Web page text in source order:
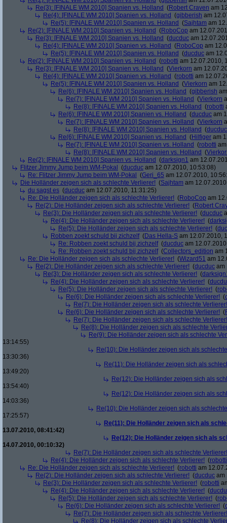
Re(3): [FINALE WM 2010] Spanien vs. Holland (Robert Craven am
Re(4): [FINALE WM 2010] Spanien vs. Holland (gibberish am
Re(5): [FINALE WM 2010] Spanien vs. Holland (Sajhtam am
Re(2): [FINALE WM 2010] Spanien vs. Holland (RoboCop am
Re(3): [FINALE WM 2010] Spanien vs. Holland (ducduc am
Re(4): [FINALE WM 2010] Spanien vs. Holland (RoboCop am
Re(5): [FINALE WM 2010] Spanien vs. Holland (ducduc am
Re(2): [FINALE WM 2010] Spanien vs. Holland (robotti am 12.07.2010,
Re(3): [FINALE WM 2010] Spanien vs. Holland (Vierkorn am
Re(4): [FINALE WM 2010] Spanien vs. Holland (robotti am
Re(5): [FINALE WM 2010] Spanien vs. Holland (Vierkorn am
Re(6): [FINALE WM 2010] Spanien vs. Holland (gibberish
Re(7): [FINALE WM 2010] Spanien vs. Holland (Vierkorn
Re(8): [FINALE WM 2010] Spanien vs. Holland (robotti
Re(6): [FINALE WM 2010] Spanien vs. Holland (ducduc am
Re(7): [FINALE WM 2010] Spanien vs. Holland (Vierkorn
Re(8): [FINALE WM 2010] Spanien vs. Holland (ducduc
Re(6): [FINALE WM 2010] Spanien vs. Holland (Hilfiger am
Re(7): [FINALE WM 2010] Spanien vs. Holland (robotti
Re(8): [FINALE WM 2010] Spanien vs. Holland (
Re(2): [FINALE WM 2010] Spanien vs. Holland (darksign1 am
Flitzer Jimmy Jump beim WM-Pokal
(ducduc am 12.07.2010, 10:53:08)
Re: Flitzer Jimmy Jump beim WM-Pokal
(Geri_65 am 12.07.2010,
Die Holländer zeigen sich als schlechte Verlierer! (Sajhtam am
du sagst es (ducduc am 12.07.2010, 11:31:25)
Re: Die Holländer zeigen sich als schlechte Verlierer! (RoboCop am
Re(2): Die Holländer zeigen sich als schlechte Verlierer! (Robert
Re(3): Die Holländer zeigen sich als schlechte Verlierer! (ducduc
Re(4): Die Holländer zeigen sich als schlechte Verlierer! (
Re(5): Die Holländer zeigen sich als schlechte Verlierer! (
Robben zoekt schuld bij zichzelf(Das Hella-S am 12.07.2010,
Re: Robben zoekt schuld bij zichzelf(ducduc am
Re: Robben zoekt schuld bij zichzelf(Collectors_edition am
Re: Die Holländer zeigen sich als schlechte Verlierer! (Wizard51 am
Re(2): Die Holländer zeigen sich als schlechte Verlierer! (ducduc am
Re(3): Die Holländer zeigen sich als schlechte Verlierer! (
Re(4): Die Holländer zeigen sich als schlechte Verlierer! (
Re(5): Die Holländer zeigen sich als schlechte Verlierer! (
Re(6): Die Holländer zeigen sich als schlechte Verlierer! (
Re(7): Die Holländer zeigen sich als schlechte Verlierer!
Re(6): Die Holländer zeigen sich als schlechte Verlierer! (
Re(7): Die Holländer zeigen sich als schlechte Verlierer!
Re(8): Die Holländer zeigen sich als schlechte
Re(9): Die Holländer zeigen sich als schlechte
13:14:55)
Re(10): Die Holländer zeigen sich als
13:30:36)
Re(11): Die Holländer zeigen sich als
13:49:20)
Re(12): Die Holländer zeigen sich als
13:54:40)
Re(12): Die Holländer zeigen sich als
14:03:36)
Re(10): Die Holländer zeigen sich als
17:25:57)
Re(11): Die Holländer zeigen sich als
13.07.2010, 08:41:42)
Re(12): Die Holländer zeigen sich als
14.07.2010, 00:10:32)
Re(7): Die Holländer zeigen sich als schlechte Verlierer!
Re(4): Die Holländer zeigen sich als schlechte Verlierer! (robotti
Re: Die Holländer zeigen sich als schlechte Verlierer! (robotti am
Re(2): Die Holländer zeigen sich als schlechte Verlierer! (ducduc am
Re(3): Die Holländer zeigen sich als schlechte Verlierer! (robotti
Re(4): Die Holländer zeigen sich als schlechte Verlierer! (
Re(5): Die Holländer zeigen sich als schlechte Verlierer! (
Re(6): Die Holländer zeigen sich als schlechte Verlierer! (
Re(7): Die Holländer zeigen sich als schlechte Verlierer!
Re(8): Die Holländer zeigen sich als schlechte